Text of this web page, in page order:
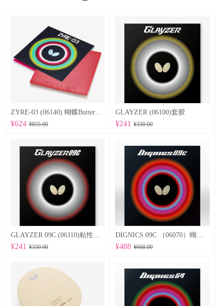
ZYRE-03 (06140) 蝴蝶Butterfly 专业反胶套胶
¥624 ¥855.00
GLAYZER (06100)套胶
¥241 ¥330.00
¥241 ¥330.00 ¥488 ¥668.00